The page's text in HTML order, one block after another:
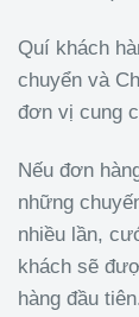
Quí khách
chuyển và
đơn vị cung
Nếu đơn
những
nhiều lần,
khách sẽ
hàng đầu